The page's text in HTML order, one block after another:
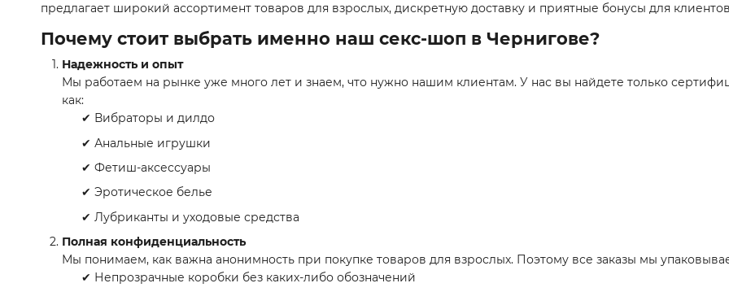
предлагает широкий ассортимент товаров для взрослых, дискретную доставку и приятные бонусы для
Почему стоит выбрать именно наш секс-шоп в Чернигове?
Надежность и опыт
Мы работаем на рынке уже много лет и знаем, что нужно нашим клиентам. У нас вы найдете только
как:
✔ Вибраторы и дилдо
✔ Анальные игрушки
✔ Фетиш-аксессуары
✔ Эротическое белье
✔ Лубриканты и уходовые средства
Полная конфиденциальность
Мы понимаем, как важна анонимность при покупке товаров для взрослых. Поэтому все заказы мы
✔ Непрозрачные коробки без каких-либо обозначений